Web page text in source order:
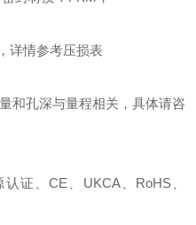
详情参考压损表
和孔深与量程相关，具体请咨
、CE、UKCA、RoHS、